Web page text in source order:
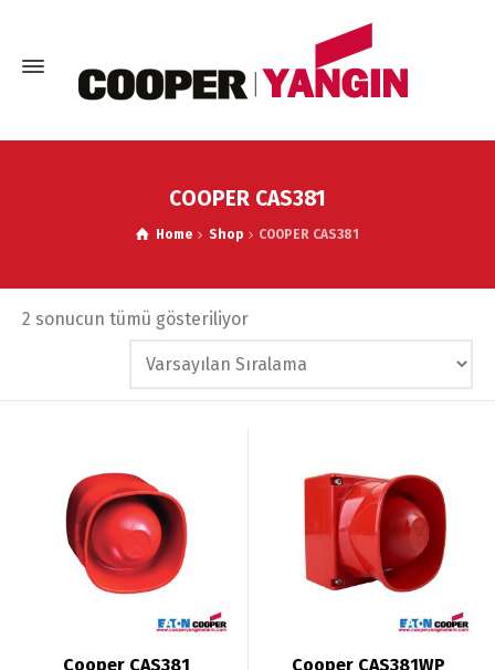
COOPER CAS381
Home Shop COOPER CAS381
2 sonucun tümü gösteriliyor
Cooper CAS381
Cooper CAS381WP